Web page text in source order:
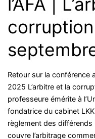
Retour sur la conférence
2025 L’arbitre et la
professeure émérite à
fondatrice du cabinet
règlement des différends
couvre l’arbitrage